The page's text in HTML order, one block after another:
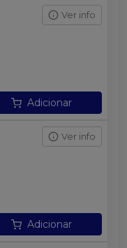
Ver info
Adicionar
Ver info
Adicionar